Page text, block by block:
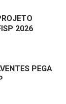
2026
PEGA